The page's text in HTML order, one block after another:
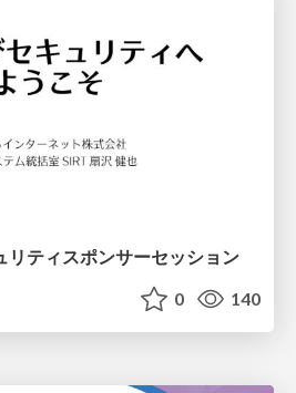
リティスポンサーセッション
0 140